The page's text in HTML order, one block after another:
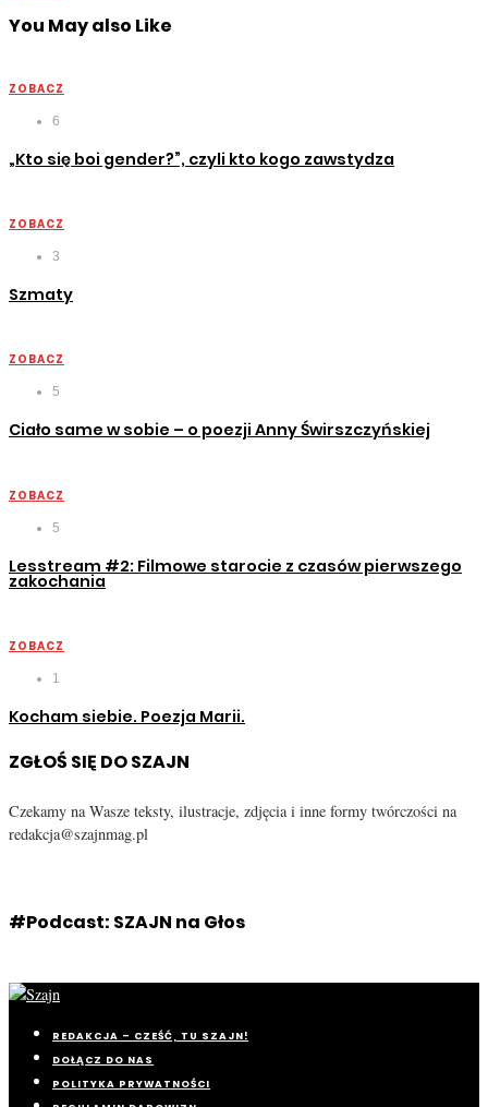
You May also Like
ZOBACZ
6
„Kto się boi gender?”, czyli kto kogo zawstydza
ZOBACZ
3
Szmaty
ZOBACZ
5
Ciało same w sobie – o poezji Anny Świrszczyńskiej
ZOBACZ
5
Lesstream #2: Filmowe starocie z czasów pierwszego
zakochania
ZOBACZ
1
Kocham siebie. Poezja Marii.
ZGŁOŚ SIĘ DO SZAJN
Czekamy na Wasze teksty, ilustracje, zdjęcia i inne formy twórczości na
redakcja@szajnmag.pl
#Podcast: SZAJN na Głos
REDAKCJA – CZEŚĆ, TU SZAJN!
DOŁĄCZ DO NAS
POLITYKA PRYWATNOŚCI